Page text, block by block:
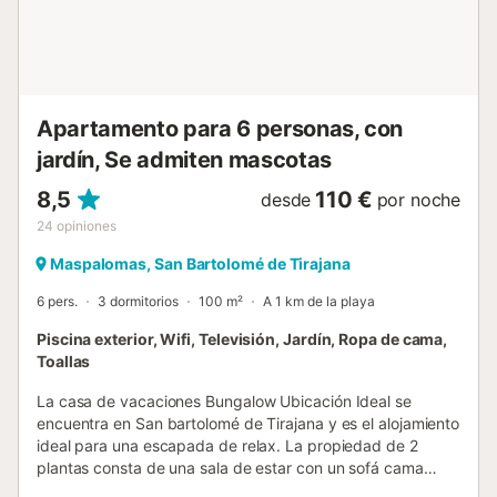
Apartamento para 6 personas, con
jardín, Se admiten mascotas
8,5
24 opiniones
desde 110 € por noche
Maspalomas, San Bartolomé de Tirajana
6 pers. 3 dormitorios 100 m² A 1 km de la playa
Piscina exterior, Wifi, Televisión, Jardín, Ropa de cama,
Toallas
La casa de vacaciones Bungalow Ubicación Ideal se
encuentra en San bartolomé de Tirajana y es el alojamiento
ideal para una escapada de relax. La propiedad de 2
plantas consta de una sala de estar con un sofá cama